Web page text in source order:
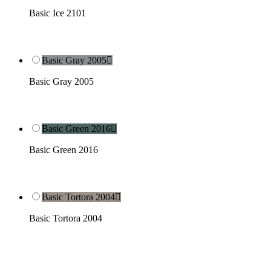
Basic Ice 2101
Basic Gray 2005
Basic Gray 2005
Basic Green 2016
Basic Green 2016
Basic Tortora 2004
Basic Tortora 2004